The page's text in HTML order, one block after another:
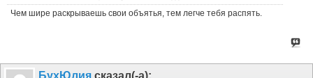
Чем шире раскрываешь свои объятья, тем легче тебя распять.
БухЮлия сказал(-а):